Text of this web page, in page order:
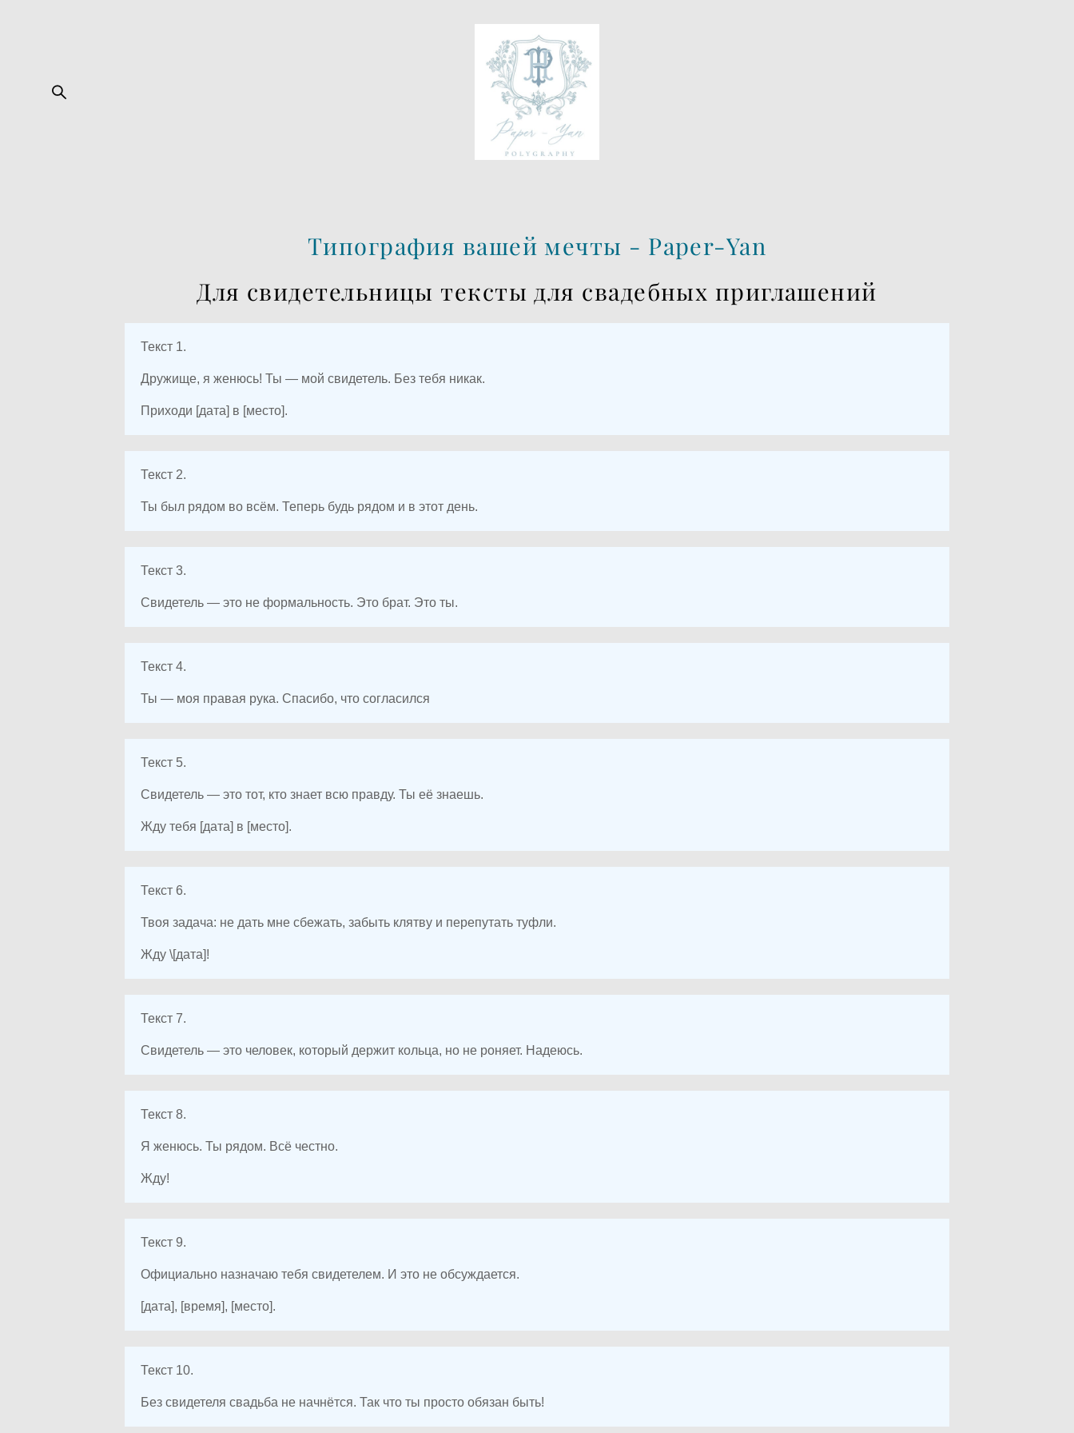
Типография вашей мечты - Paper-Yan
Для свидетельницы тексты для свадебных приглашений
Текст 1.
Дружище, я женюсь! Ты — мой свидетель. Без тебя никак.
Приходи [дата] в [место].
Текст 2.
Ты был рядом во всём. Теперь будь рядом и в этот день.
Текст 3.
Свидетель — это не формальность. Это брат. Это ты.
Текст 4.
Ты — моя правая рука. Спасибо, что согласился
Текст 5.
Свидетель — это тот, кто знает всю правду. Ты её знаешь.
Жду тебя [дата] в [место].
Текст 6.
Твоя задача: не дать мне сбежать, забыть клятву и перепутать туфли.
Жду \[дата]!
Текст 7.
Свидетель — это человек, который держит кольца, но не роняет. Надеюсь.
Текст 8.
Я женюсь. Ты рядом. Всё честно.
Жду!
Текст 9.
Официально назначаю тебя свидетелем. И это не обсуждается.
[дата], [время], [место].
Текст 10.
Без свидетеля свадьба не начнётся. Так что ты просто обязан быть!